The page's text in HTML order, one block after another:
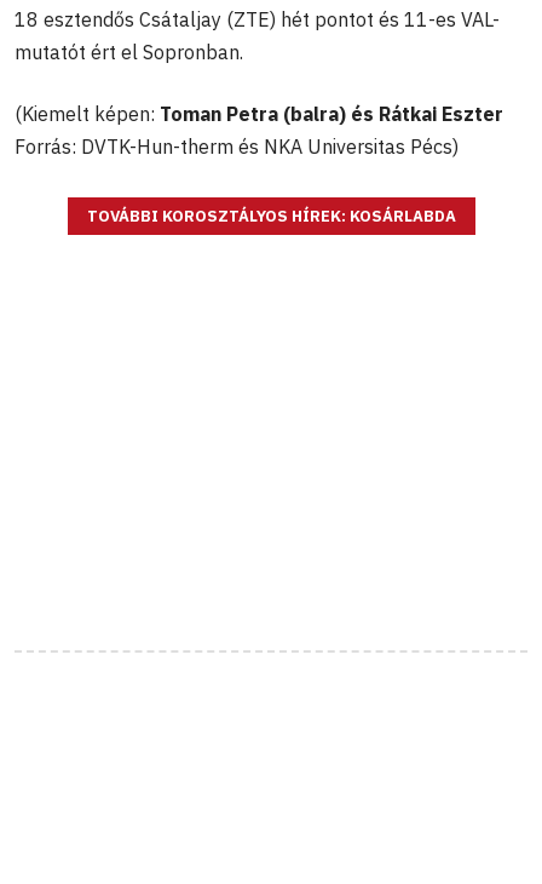
18 esztendős Csátaljay (ZTE) hét pontot és 11-es VAL-
mutatót ért el Sopronban.
(Kiemelt képen: Toman Petra (balra) és Rátkai Eszter
Forrás: DVTK-Hun-therm és NKA Universitas Pécs)
TOVÁBBI KOROSZTÁLYOS HÍREK: KOSÁRLABDA